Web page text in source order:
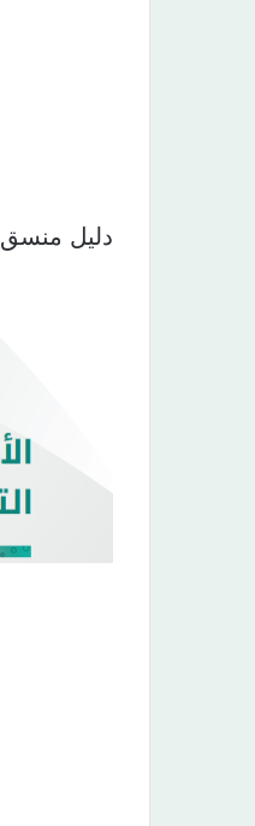
دليل منسق